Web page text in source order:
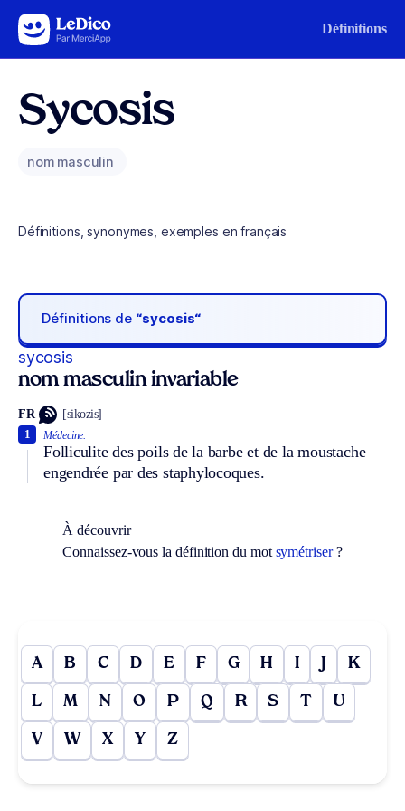
Aller au contenu Définitions
Sycosis
nom masculin
Définitions, synonymes, exemples en français
Définitions de “sycosis“
sycosis
nom masculin invariable
FR [sikozis]
Médecine.
Folliculite des poils de la barbe et de la moustache
engendrée par des staphylocoques.
1
À découvrir
Connaissez-vous la définition du mot symétriser?
A B C D E F G H I J K
L M N O P Q R S T U
V W X Y Z